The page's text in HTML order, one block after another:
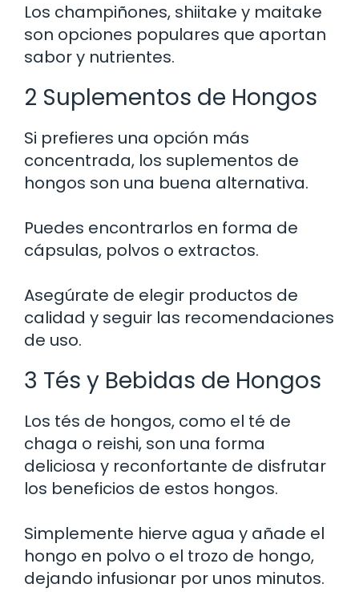
Los champiñones, shiitake y maitake
son opciones populares que aportan
sabor y nutrientes.
2 Suplementos de Hongos
Si prefieres una opción más
concentrada, los suplementos de
hongos son una buena alternativa.
Puedes encontrarlos en forma de
cápsulas, polvos o extractos.
Asegúrate de elegir productos de
calidad y seguir las recomendaciones
de uso.
3 Tés y Bebidas de Hongos
Los tés de hongos, como el té de
chaga o reishi, son una forma
deliciosa y reconfortante de disfrutar
los beneficios de estos hongos.
Simplemente hierve agua y añade el
hongo en polvo o el trozo de hongo,
dejando infusionar por unos minutos.